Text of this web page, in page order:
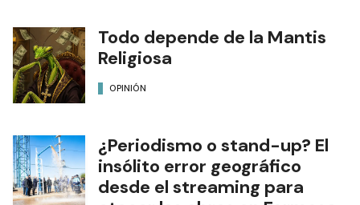
Todo depende de la Mantis
Religiosa
OPINIÓN
¿Periodismo o stand-up? El
insólito error geográfico
desde el streaming para